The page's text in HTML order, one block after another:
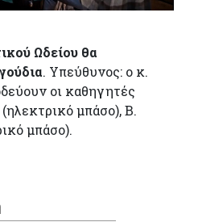
Ωδείου θα
. Υπεύθυνος: ο κ.
οι καθηγητές
μπάσο), Β.
μπάσο).